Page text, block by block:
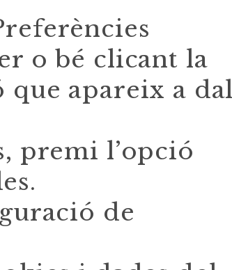
o bé clicant la
que apareix a
premi l’opció
de